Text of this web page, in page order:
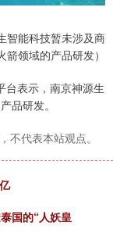
智能科技暂未涉及商
箭领域的产品研发）
台表示，南京神源生
品研发。
不代表本站观点。
国的“人妖皇